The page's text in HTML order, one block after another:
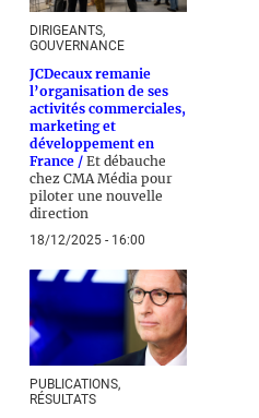
DIRIGEANTS,
GOUVERNANCE
JCDecaux remanie
l’organisation de ses
activités commerciales,
marketing et
développement en
France / Et débauche
chez CMA Média pour
piloter une nouvelle
direction
18/12/2025 - 16:00
PUBLICATIONS,
RÉSULTATS